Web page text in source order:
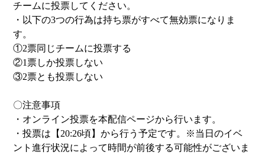
チームに投票してください。
・以下の3つの行為は持ち票がすべて無効票になりま
す。
①2票同じチームに投票する
②1票しか投票しない
③2票とも投票しない
〇注意事項
・オンライン投票を本配信ページから行います。
・投票は【20:26頃】から行う予定です。※当日のイベ
ント進行状況によって時間が前後する可能性がございま